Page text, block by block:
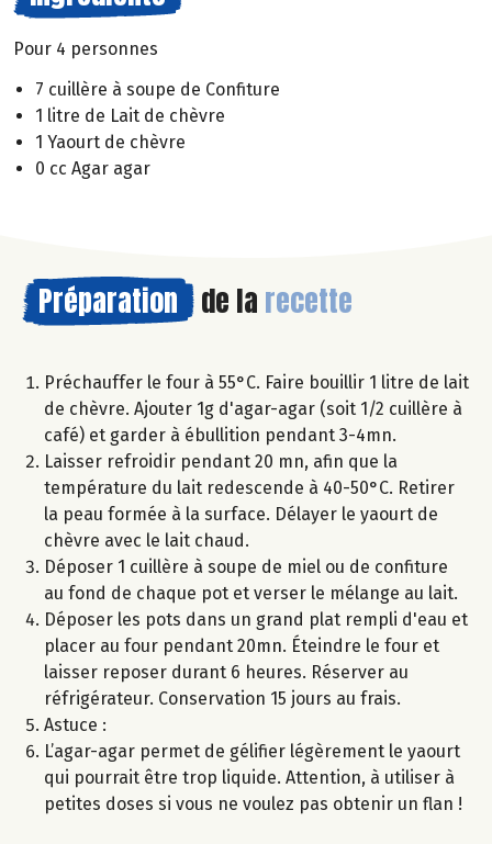
Pour 4 personnes
7 cuillère à soupe de Confiture
1 litre de Lait de chèvre
1 Yaourt de chèvre
0 cc Agar agar
Préparation de la recette
Préchauffer le four à 55°C. Faire bouillir 1 litre de lait
de chèvre. Ajouter 1g d'agar-agar (soit 1/2 cuillère à
café) et garder à ébullition pendant 3-4mn.
Laisser refroidir pendant 20 mn, afin que la
température du lait redescende à 40-50°C. Retirer
la peau formée à la surface. Délayer le yaourt de
chèvre avec le lait chaud.
Déposer 1 cuillère à soupe de miel ou de confiture
au fond de chaque pot et verser le mélange au lait.
Déposer les pots dans un grand plat rempli d'eau et
placer au four pendant 20mn. Éteindre le four et
laisser reposer durant 6 heures. Réserver au
réfrigérateur. Conservation 15 jours au frais.
Astuce :
L’agar-agar permet de gélifier légèrement le yaourt
qui pourrait être trop liquide. Attention, à utiliser à
petites doses si vous ne voulez pas obtenir un flan !